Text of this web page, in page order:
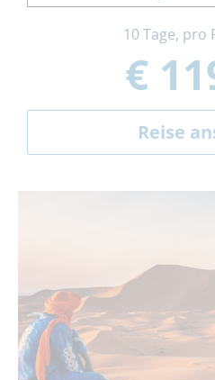
10 Tage, pro
€
Reise